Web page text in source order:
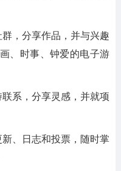
，分享作品，并与兴趣
、时事、钟爱的电子游
系，分享灵感，并就项
、日志和投票，随时掌